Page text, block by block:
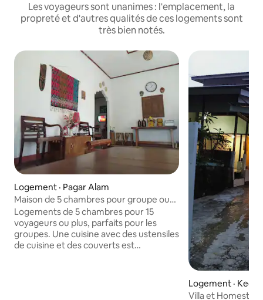
Les voyageurs sont unanimes : l'emplacement, la
propreté et d'autres qualités de ces logements sont
très bien notés.
Logement · Pagar Alam
Maison de 5 chambres pour groupe ou
groupe
Logements de 5 chambres pour 15
voyageurs ou plus, parfaits pour les
groupes. Une cuisine avec des ustensiles
de cuisine et des couverts est
Logement ·
ra
Villa et Homestay